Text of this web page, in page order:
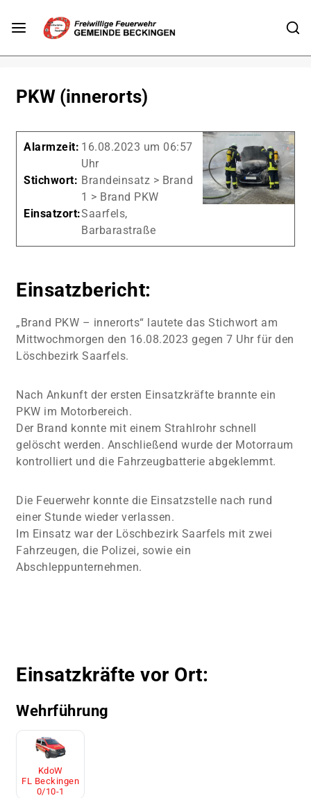
PKW (innerorts)
Alarmzeit: 16.08.2023 um 06:57
Uhr
Stichwort: Brandeinsatz > Brand
1 > Brand PKW
Einsatzort:Saarfels,
Barbarastraße
Einsatzbericht:
„Brand PKW – innerorts“ lautete das Stichwort am
Mittwochmorgen den 16.08.2023 gegen 7 Uhr für den
Löschbezirk Saarfels.
Nach Ankunft der ersten Einsatzkräfte brannte ein
PKW im Motorbereich.
Der Brand konnte mit einem Strahlrohr schnell
gelöscht werden. Anschließend wurde der Motorraum
kontrolliert und die Fahrzeugbatterie abgeklemmt.
Die Feuerwehr konnte die Einsatzstelle nach rund
einer Stunde wieder verlassen.
Im Einsatz war der Löschbezirk Saarfels mit zwei
Fahrzeugen, die Polizei, sowie ein
Abschleppunternehmen.
Einsatzkräfte vor Ort:
Wehrführung
KdoW
FL Beckingen
0/10-1